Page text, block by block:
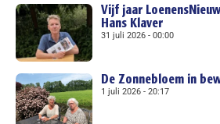
Vijf jaar
Hans Klaver
31 juli 2026 00:00
De Zonnebloem in
1 juli 2026 20:17